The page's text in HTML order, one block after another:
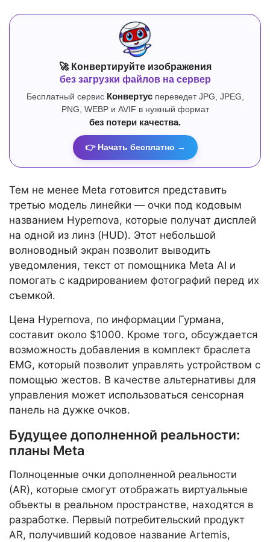
🚀 Конвертируйте изображения
без загрузки файлов на сервер
Бесплатный сервис Конвертуспереведет JPG, JPEG,
PNG, WEBP и AVIF в нужный формат
без потери качества.
👉 Начать бесплатно →
Тем не менее Meta готовится представить
третью модель линейки — очки под кодовым
названием Hypernova, которые получат дисплей
на одной из линз (HUD). Этот небольшой
волноводный экран позволит выводить
уведомления, текст от помощника Meta AI и
помогать с кадрированием фотографий перед их
съемкой.
Цена Hypernova, по информации Гурмана,
составит около $1000. Кроме того, обсуждается
возможность добавления в комплект браслета
EMG, который позволит управлять устройством с
помощью жестов. В качестве альтернативы для
управления может использоваться сенсорная
панель на дужке очков.
Будущее дополненной реальности:
планы Meta
Полноценные очки дополненной реальности
(AR), которые смогут отображать виртуальные
объекты в реальном пространстве, находятся в
разработке. Первый потребительский продукт
AR, получивший кодовое название Artemis,